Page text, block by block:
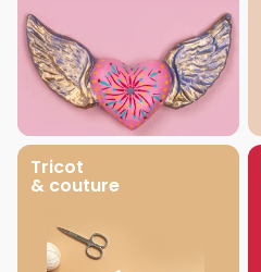
Tricot
& couture